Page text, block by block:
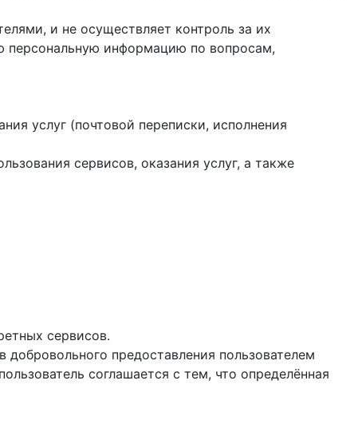
и не осуществляет контроль за их
персональную информацию по вопросам,
услуг (почтовой переписки, исполнения
сервисов, оказания услуг, а также
сервисов.
предоставления пользователем
соглашается с тем, что определённая